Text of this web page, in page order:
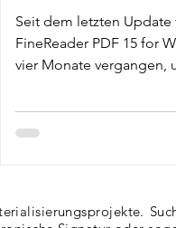
Seit dem letzten Update
FineReader PDF 15 for
vier Monate vergangen,